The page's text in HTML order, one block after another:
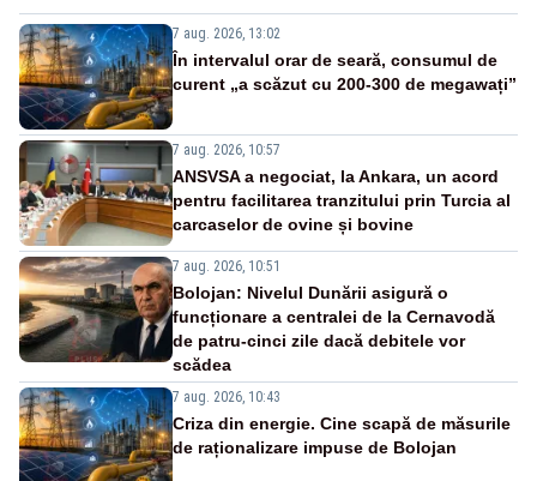
7 aug. 2026, 13:02
În intervalul orar de seară, consumul de
curent „a scăzut cu 200-300 de megawați”
7 aug. 2026, 10:57
ANSVSA a negociat, la Ankara, un acord
pentru facilitarea tranzitului prin Turcia al
carcaselor de ovine și bovine
7 aug. 2026, 10:51
Bolojan: Nivelul Dunării asigură o
funcționare a centralei de la Cernavodă
de patru-cinci zile dacă debitele vor
scădea
7 aug. 2026, 10:43
Criza din energie. Cine scapă de măsurile
de raționalizare impuse de Bolojan